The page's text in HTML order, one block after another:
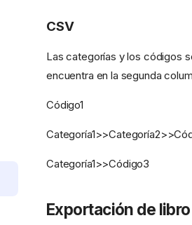
CSV
Las categorías y los códigos
encuentra en la segunda
Código1
Categoría1>>Código3
Exportación de